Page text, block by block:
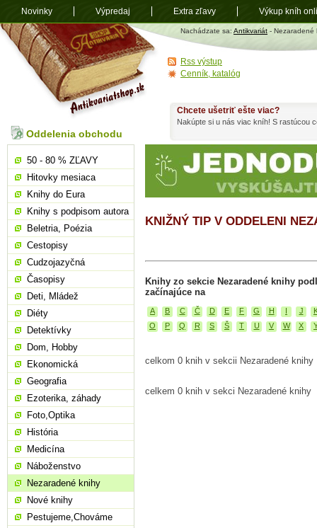
Antikvariát
shop.sk
Nachádzate sa: Antikvariát - Nezaradené
KNIŽNÝ TIP V ODDELENI
Knihy zo sekcie Nezaradené knihy
začínajúce na
A B C Č D E F G H I J
O
P Q R S Š T U V W X
celkom 0 knih v sekcii Nezaradené knihy
celkem 0 knih v sekci Nezaradené knihy
Chcete ušetriť ešte viac?
Nakúpte si u nás viac kníh! S rastúcou
Oddelenia obchodu
50 - 80 % ZĽAVY
Hitovky mesiaca
Knihy do Eura
Knihy s podpisom autora
Beletria, Poézia
Cestopisy
Cudzojazyčná
Časopisy
Deti, Mládež
Diéty
Detektívky
Dom, Hobby
Ekonomická
Geografia
Ezoterika, záhady
Foto,Optika
História
Medicína
Náboženstvo
Nezaradené knihy
Nové knihy
Pestujeme,Chováme
Rss výstup
Cenník, katalóg
Novinky Výpredaj Extra zľavy Výkup kníh